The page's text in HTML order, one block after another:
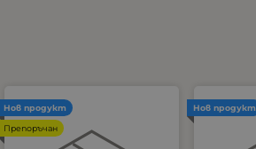
Нов продукт
Препоръчан
Нов продукт